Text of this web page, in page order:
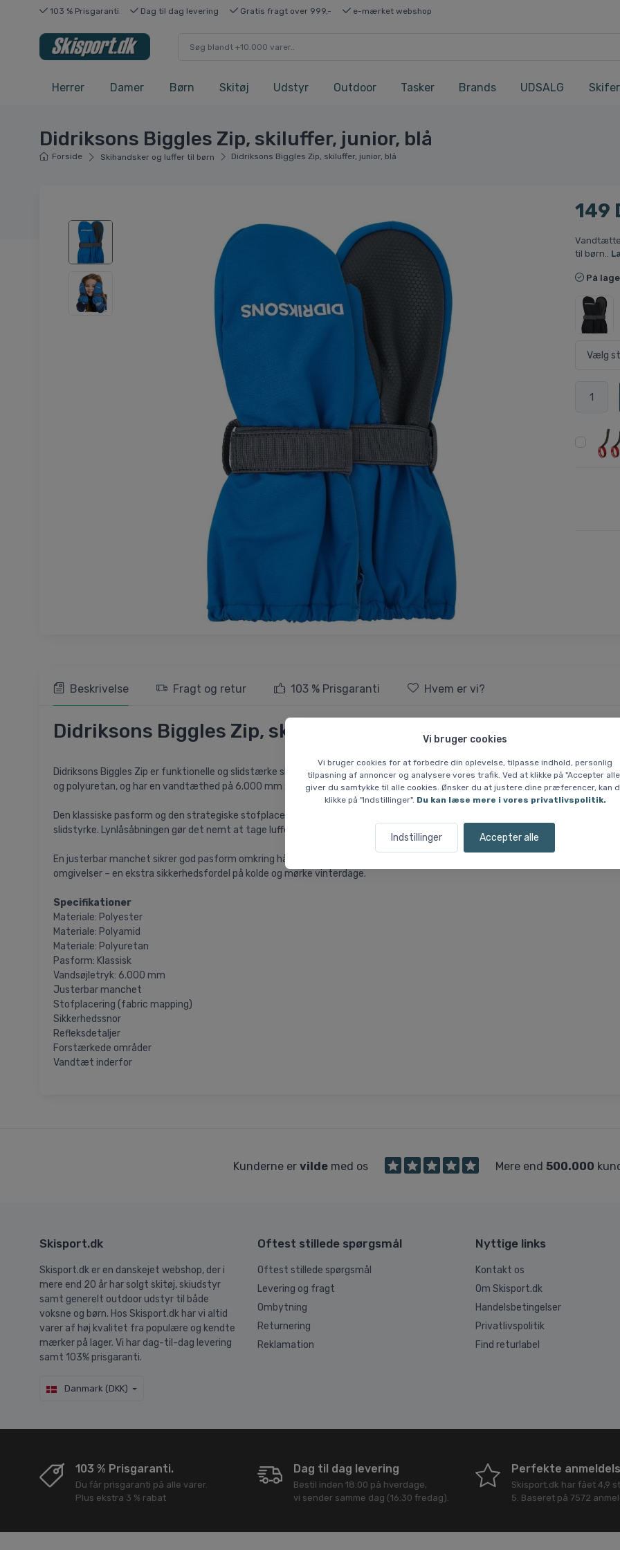
Vi bruger cookies
Vi bruger cookies for at forbedre din oplevelse, tilpasse indhold, personlig
tilpasning af annoncer og analysere vores trafik. Ved at klikke på "Accepter
giver du samtykke til alle cookies. Ønsker du at justere dine præferencer, kan
klikke på "Indstillinger". Du kan læse mere i vores privatlivspolitik.
Indstillinger Accepter alle
103 % Prisgaranti Dag til dag levering Gratis fragt over 999,- e-mærket webshop
Herrer Damer Børn Skitøj Udstyr Outdoor Tasker Brands UDSALG
Didriksons Biggles Zip, skiluffer, junior, blå
Forside Skihandsker og luffer til børn Didriksons Biggles Zip, skiluffer, junior, blå
149
Vandtætte
til børn..
På
Beskrivelse Fragt og retur 103 % Prisgaranti Hvem er vi?
Didriksons Biggles Zip, skiluffer, junior, blå
Didriksons Biggles Zip er funktionelle og slidstærke skiluffer til børn, som har brug for varme hænder og maksimal beskyttelse
og polyuretan, og har en vandtæthed på 6.000 mm samt et vandtæt inderfor, der effektivt holder fugt ude.
Den klassiske pasform og den strategiske stofplacering (fabric mapping) sikrer både komfort og bevægelighed, mens
slidstyrke. Lynlåsåbningen gør det nemt at tage lufferne af og på – også med små hænder.
En justerbar manchet sikrer god pasform omkring håndleddet, og en indbygget sikkerhedssnor forhindrer, at lufferne bliver
omgivelser – en ekstra sikkerhedsfordel på kolde og mørke vinterdage.
Specifikationer
Materiale: Polyester
Materiale: Polyamid
Materiale: Polyuretan
Pasform: Klassisk
Vandsøjletryk: 6.000 mm
Justerbar manchet
Stofplacering (fabric mapping)
Sikkerhedssnor
Refleksdetaljer
Forstærkede områder
Vandtæt inderfor
Kunderne er vildemed os Mere end 500.000
Skisport.dk
Skisport.dk er en danskejet webshop, der i
mere end 20 år har solgt skitøj, skiudstyr
samt generelt outdoor udstyr til både
voksne og børn. Hos Skisport.dk har vi altid
varer af høj kvalitet fra populære og kendte
mærker på lager. Vi har dag-til-dag levering
samt 103% prisgaranti.
Danmark (DKK)
Oftest stillede spørgsmål
Oftest stillede spørgsmål
Levering og fragt
Ombytning
Returnering
Reklamation
Nyttige links
Kontakt os
Om Skisport.dk
Handelsbetingelser
Privatlivspolitik
Find returlabel
103 % Prisgaranti.
Du får prisgaranti på alle varer.
Plus ekstra 3 % rabat
Dag til dag levering
Bestil inden 18:00 på hverdage,
vi sender samme dag (16:30 fredag).
Perfekte
Skisport.dk har fået 4,9
5. Baseret på 7572